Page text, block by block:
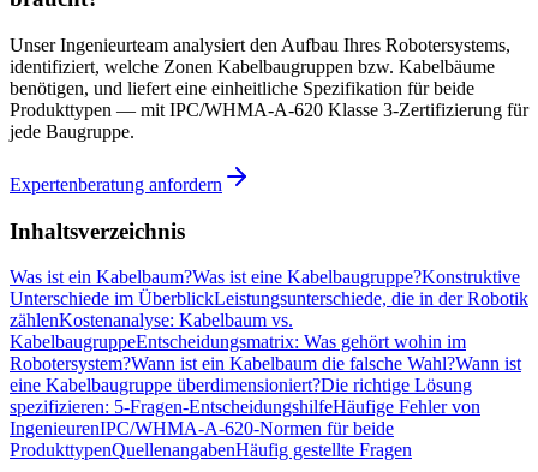
Unser Ingenieurteam analysiert den Aufbau Ihres Robotersystems,
identifiziert, welche Zonen Kabelbaugruppen bzw. Kabelbäume
benötigen, und liefert eine einheitliche Spezifikation für beide
Produkttypen — mit IPC/WHMA-A-620 Klasse 3-Zertifizierung für
jede Baugruppe.
Expertenberatung anfordern
Inhaltsverzeichnis
Was ist ein Kabelbaum?Was ist eine Kabelbaugruppe?Konstruktive
Unterschiede im ÜberblickLeistungsunterschiede, die in der Robotik
zählenKostenanalyse: Kabelbaum vs.
KabelbaugruppeEntscheidungsmatrix: Was gehört wohin im
Robotersystem?Wann ist ein Kabelbaum die falsche Wahl?Wann ist
eine Kabelbaugruppe überdimensioniert?Die richtige Lösung
spezifizieren: 5-Fragen-EntscheidungshilfeHäufige Fehler von
IngenieurenIPC/WHMA-A-620-Normen für beide
ProdukttypenQuellenangabenHäufig gestellte Fragen